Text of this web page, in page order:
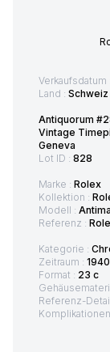
Verkaufsdatum :
Land : Schweiz
Antiquorum
Vintage
Geneva
Lot ID : 828
Marke : Rolex
Kollektion :
Modell :
Referenz :
Kategorie :
Zeitraum :
Format : 23 c
Referenz-